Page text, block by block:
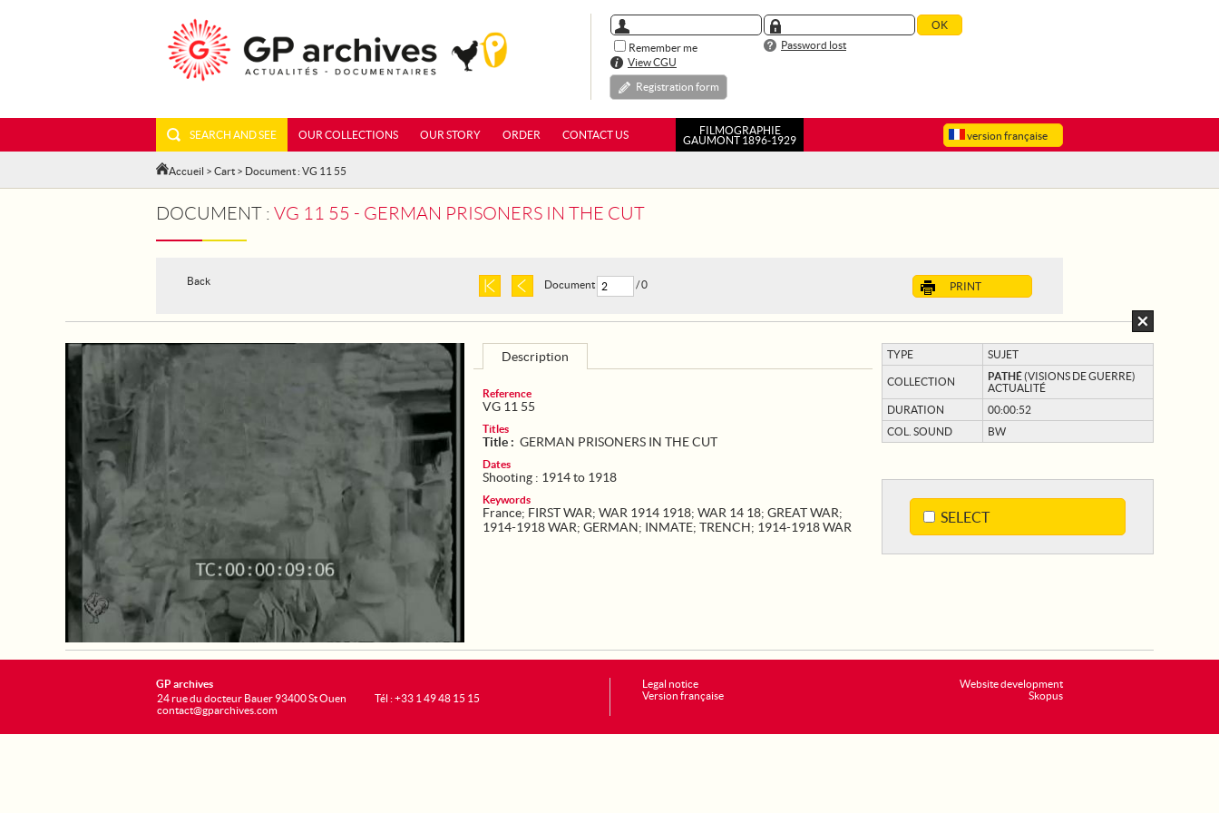
Remember me
Password lost
View CGU
Registration form
version française
SEARCH AND SEE OUR COLLECTIONS OUR STORY ORDER CONTACT US
FILMOGRAPHIE
GAUMONT 1896-1929
Accueil > Cart > Document : VG 11 55
DOCUMENT : VG 11 55 - GERMAN PRISONERS IN THE CUT
Back PRINT
Document / 0
TYPE SUJET
COLLECTION PATHÉ(VISIONS DE GUERRE)
ACTUALITÉ
DURATION
00:00:52
COL. SOUND
BW
SELECT
Description
Reference
VG 11 55
Titles
Title : GERMAN PRISONERS IN THE CUT
Dates
Shooting : 1914 to 1918
Keywords
France; FIRST WAR; WAR 1914 1918; WAR 14 18; GREAT WAR;
1914-1918 WAR; GERMAN; INMATE; TRENCH; 1914-1918 WAR
Website development
Skopus
GP archives
24 rue du docteur Bauer 93400 St Ouen
contact@gparchives.com
Tél : +33 1 49 48 15 15
Legal notice
Version française